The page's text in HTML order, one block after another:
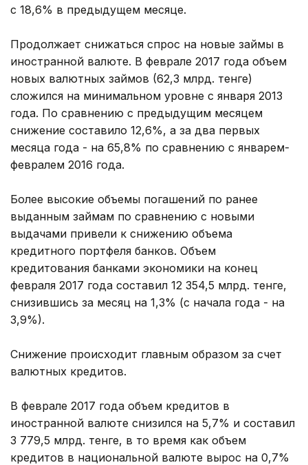
с 18,6% в предыдущем месяце.
Продолжает снижаться спрос на новые займы в
иностранной валюте. В феврале 2017 года объем
новых валютных займов (62,3 млрд. тенге)
сложился на минимальном уровне с января 2013
года. По сравнению с предыдущим месяцем
снижение составило 12,6%, а за два первых
месяца года - на 65,8% по сравнению с январем-
февралем 2016 года.
Более высокие объемы погашений по ранее
выданным займам по сравнению с новыми
выдачами привели к снижению объема
кредитного портфеля банков. Объем
кредитования банками экономики на конец
февраля 2017 года составил 12 354,5 млрд. тенге,
снизившись за месяц на 1,3% (с начала года - на
3,9%).
Снижение происходит главным образом за счет
валютных кредитов.
В феврале 2017 года объем кредитов в
иностранной валюте снизился на 5,7% и составил
3 779,5 млрд. тенге, в то время как объем
кредитов в национальной валюте вырос на 0,7%